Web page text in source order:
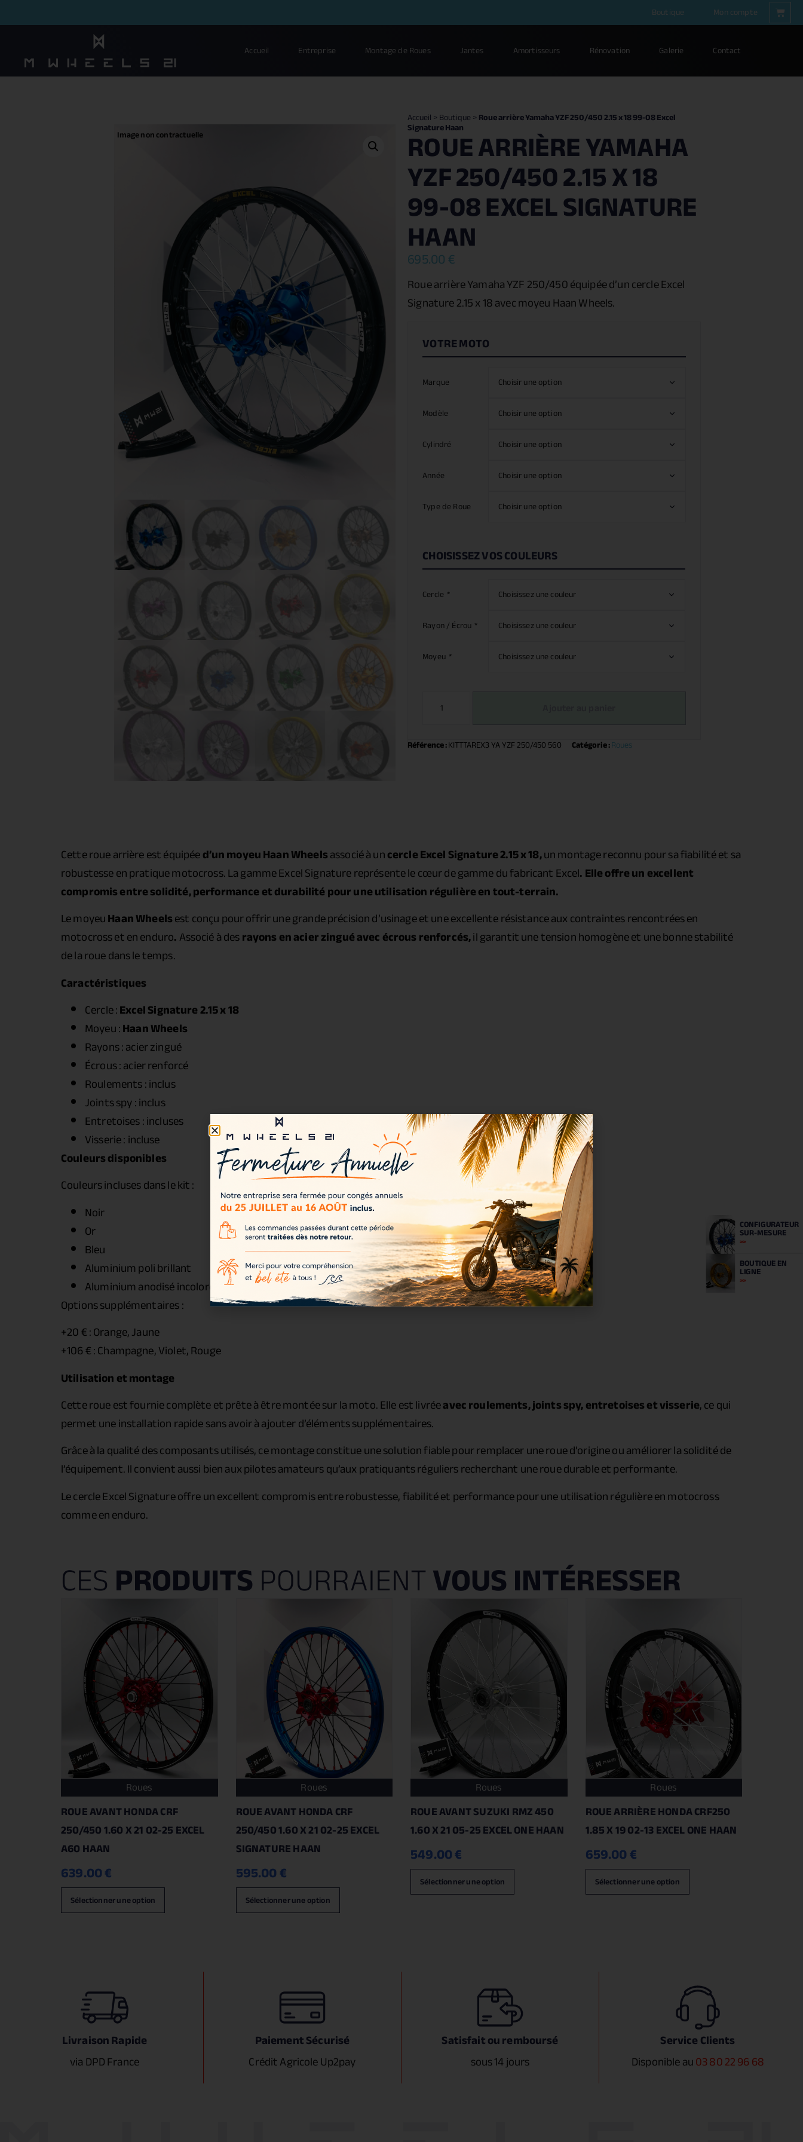
Boutique Mon compte
Accueil Entreprise Montage de Roues Jantes Amortisseurs Rénovation Galerie Contact
Image non contractuelle
Accueil>Boutique>Roue arrière Yamaha YZF 250/450 2.15 x 18 99-08 Excel
Signature Haan
ROUE ARRIÈRE YAMAHA
YZF 250/450 2.15 X 18
99-08 EXCEL SIGNATURE
HAAN
695.00€
Roue arrière Yamaha YZF 250/450équipée d’un cercle Excel
Signature 2.15 x 18 avec moyeu Haan Wheels.
Marque
Modèle
Cylindré
Année
Type de Roue
CHOISISSEZ VOS COULEURS
Cercle *
Rayon / Écrou *
Moyeu *
Référence :KITTTAREX3 YA YZF 250/450 560 Catégorie :Roues
Cette roue arrière est équipéed’un moyeu Haan Wheelsassocié à uncercle Excel Signature 2.15 x 18,un montage reconnu pour sa fiabilité et sa
robustesse en pratique motocross. La gamme Excel Signature représente le cœur de gamme du fabricant Excel. Elle offre un excellent
compromis entre solidité, performance et durabilité pour une utilisation régulière en tout-terrain.
Le moyeuHaan Wheelsest conçu pour offrir une grande précision d’usinage et une excellente résistance aux contraintes rencontrées en
motocross et en enduro.Associé à desrayons en acier zingué avec écrous renforcés,il garantit une tension homogène et une bonne stabilité
de la roue dans le temps.
Caractéristiques
Cercle :Excel Signature 2.15 x 18
Moyeu :Haan Wheels
Rayons : acier zingué
Écrous : acier renforcé
Roulements : inclus
Joints spy : inclus
Entretoises : incluses
Visserie : incluse
Couleurs disponibles
Couleurs incluses dans le kit :
Noir
Or
Bleu
Aluminium poli brillant
Aluminium anodisé incolore
Options supplémentaires :
+20 € : Orange, Jaune
+106 € : Champagne, Violet, Rouge
Utilisation et montage
Cette roue est fournie complète et prête à être montée sur la moto. Elle est livréeavec roulements, joints spy, entretoises et visserie, ce qui
permet une installation rapide sans avoir à ajouter d’éléments supplémentaires.
Grâce à la qualité des composants utilisés, ce montage constitue une solution fiable pour remplacer une roue d’origine ou améliorer la solidité de
l’équipement. Il convient aussi bien aux pilotes amateurs qu’aux pratiquants réguliers recherchant une roue durable et performante.
Le cercle Excel Signature offre un excellent compromis entre robustesse, fiabilité et performance pour une utilisation régulière en motocross
comme en enduro.
CESPRODUITSPOURRAIENTVOUS INTÉRESSER
Roues
ROUE AVANT HONDA CRF
250/450 1.60 X 21 02-25 EXCEL
A60 HAAN
639.00€
Sélectionner une option
Roues
ROUE AVANT HONDA CRF
250/450 1.60 X 21 02-25 EXCEL
SIGNATURE HAAN
595.00€
Sélectionner une option
Roues
ROUE AVANT SUZUKI RMZ 450
1.60 X 21 05-25 EXCEL ONE HAAN
549.00€
Sélectionner une option
Roues
ROUE ARRIÈRE HONDA CRF250
1.85 X 19 02-13 EXCEL ONE HAAN
659.00€
Sélectionner une option
Livraison Rapide
via DPD France
Paiement Sécurisé
Crédit Agricole Up2pay
Satisfait ou remboursé
sous 14 jours
Service Clients
Disponible au03 80 22 96 68
CONFIGURATEUR
SUR-MESURE
BOUTIQUEEN
LIGNE